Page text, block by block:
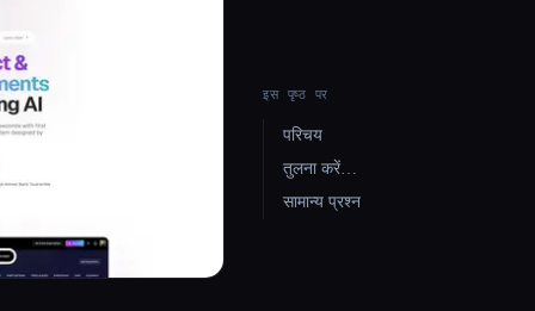
इस पृष्ठ पर
परिचय
तुलना करें…
सामान्य प्रश्न